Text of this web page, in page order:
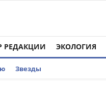
РЕДАКЦИИ ЭКОЛОГИЯ
Звезды